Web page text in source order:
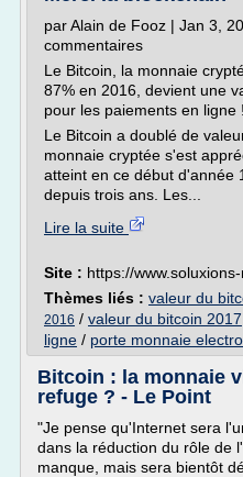
par Alain de Fooz | Jan 3,
commentaires
Le Bitcoin, la monnaie
87% en 2016, devient une
pour les paiements en ligne !
Le Bitcoin a doublé de
monnaie cryptée s'est
atteint en ce début d'année
depuis trois ans. Les...
Lire la suite
Site : https://
Thèmes liés : valeur du
2016 / valeur du bitcoin 2017
ligne / porte monnaie
Bitcoin : la monnaie
refuge ? - Le Point
"Je pense qu'Internet sera
dans la réduction du rôle de
manque, mais sera bientôt